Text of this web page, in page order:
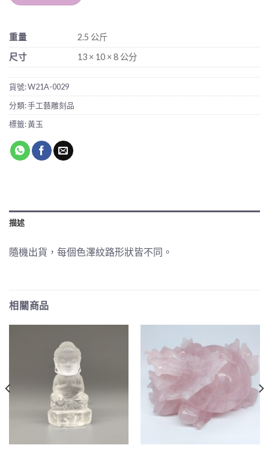
重量
2.5 公斤
尺寸
13 × 10 × 8 公分
貨號:W21A-0029
分類:手工藝雕刻品
標籤:黃玉
描述
隨機出貨，每個色澤紋路形狀皆不同。
相關商品